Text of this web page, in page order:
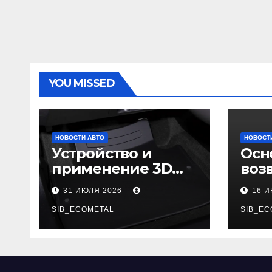
YOU MISSED
НОВОСТИ АВТО
Устройство и
применение 3D
автомобильных
ковриков
31 ИЮЛЯ 2026
SIB_ECOMETAL
16